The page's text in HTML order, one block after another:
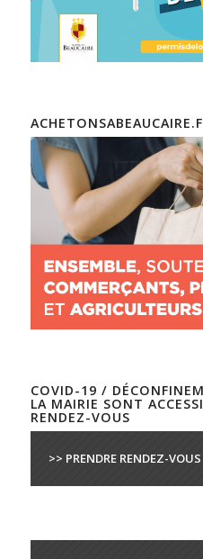
COVID-19 /
LA MAIRIE SONT
RENDEZ-VOUS
>> PRENDRE RENDEZ-VOUS